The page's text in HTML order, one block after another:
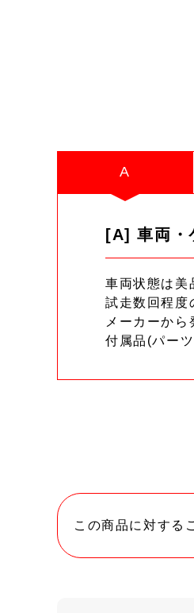
A
[A] 車両・
車両状態は美
試走数回程度
メーカーか
付属品(パー
この商品に対する